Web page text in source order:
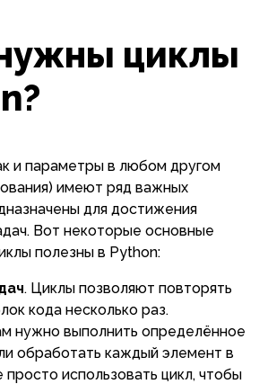
циклы
и параметры в любом другом
имеют ряд важных
для достижения
Вот некоторые основные
полезны в Python:
. Циклы позволяют повторять
кода несколько раз.
нужно выполнить определённое
обработать каждый элемент в
использовать цикл, чтобы